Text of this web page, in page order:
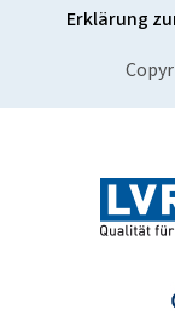
Erklärung